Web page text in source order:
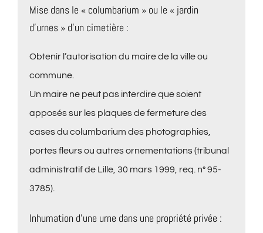
Mise dans le « columbarium » ou le « jardin
d’urnes » d’un cimetière :
Obtenir l’autorisation du maire de la ville ou
commune.
Un maire ne peut pas interdire que soient
apposés sur les plaques de fermeture des
cases du columbarium des photographies,
portes fleurs ou autres ornementations (tribunal
administratif de Lille, 30 mars 1999, req. n° 95-
3785).
Inhumation d’une urne dans une propriété privée :